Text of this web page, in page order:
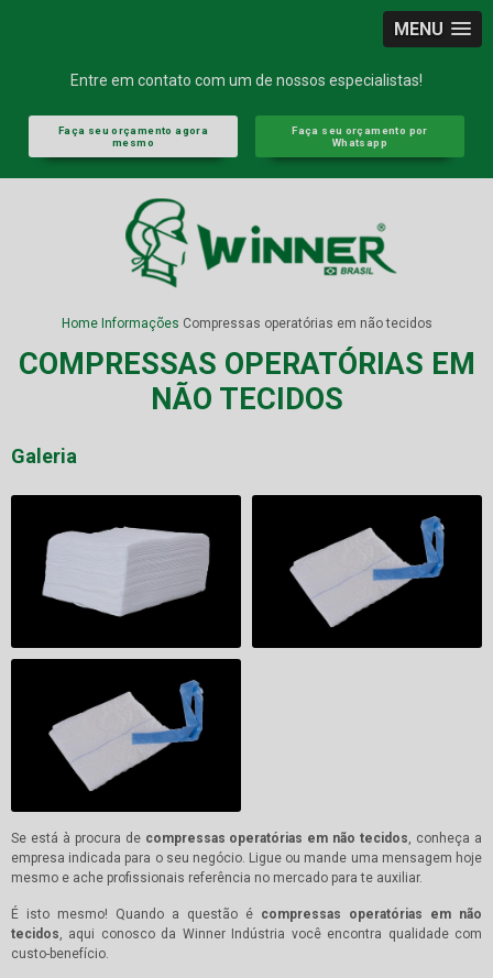
MENU
Entre em contato com um de nossos especialistas!
Faça seu orçamento agora
mesmo
Faça seu orçamento por
Whatsapp
Home Informações Compressas operatórias em não tecidos
COMPRESSAS OPERATÓRIAS EM
NÃO TECIDOS
Galeria
Se está à procura de compressas operatórias em não tecidos, conheça a
empresa indicada para o seu negócio. Ligue ou mande uma mensagem hoje
mesmo e ache profissionais referência no mercado para te auxiliar.
É isto mesmo! Quando a questão é compressas operatórias em não
tecidos, aqui conosco da Winner Indústria você encontra qualidade com
custo-benefício.